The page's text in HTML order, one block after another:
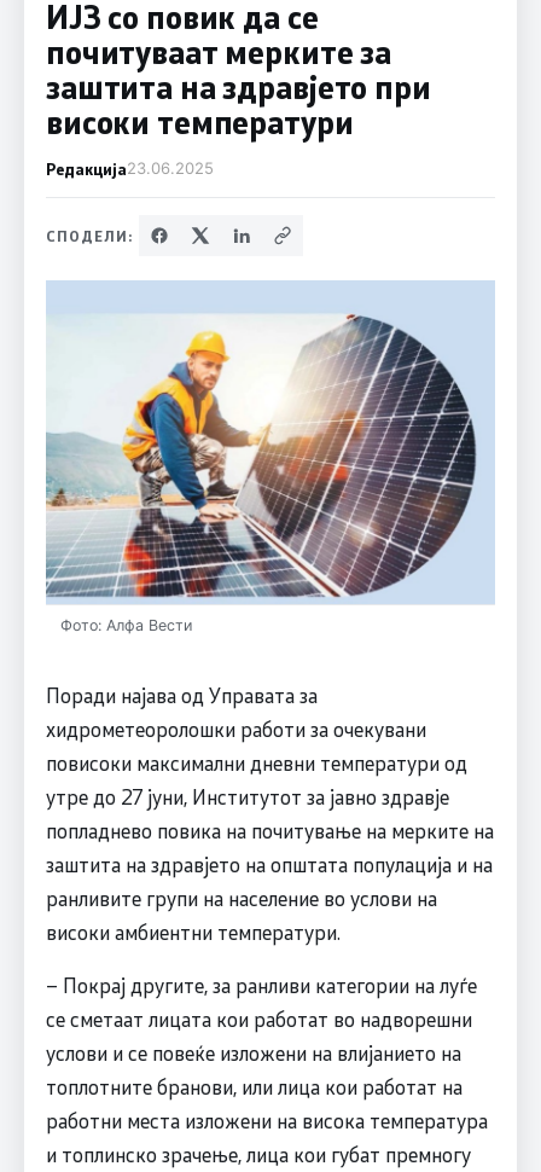
ИЈЗ со повик да се
почитуваат мерките за
заштита на здравјето при
високи температури
Редакција23.06.2025
СПОДЕЛИ:
Фото: Алфа Вести
Поради најава од Управата за
хидрометеоролошки работи за очекувани
повисоки максимални дневни температури од
утре до 27 јуни, Институтот за јавно здравје
попладнево повика на почитување на мерките на
заштита на здравјето на општата популација и на
ранливите групи на население во услови на
високи амбиентни температури.
– Покрај другите, за ранливи категории на луѓе
се сметаат лицата кои работат во надворешни
услови и се повеќе изложени на влијанието на
топлотните бранови, или лица кои работат на
работни места изложени на висока температура
и топлинско зрачење, лица кои губат премногу